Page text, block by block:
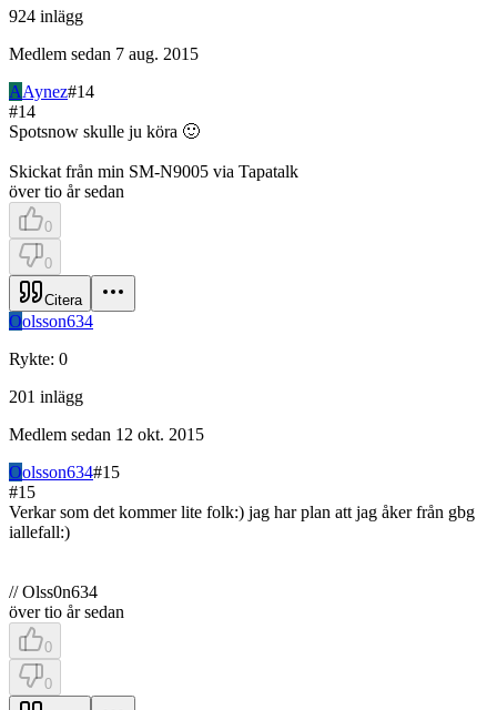
924 inlägg
Medlem sedan 7 aug. 2015
AAynez#14
#14
Spotsnow skulle ju köra 🙂
Skickat från min SM-N9005 via Tapatalk
över tio år sedan
0
0
Citera
Oolsson634
Rykte: 0
201 inlägg
Medlem sedan 12 okt. 2015
Oolsson634#15
#15
Verkar som det kommer lite folk:) jag har plan att jag åker från gbg
iallefall:)
// Olss0n634
över tio år sedan
0
0